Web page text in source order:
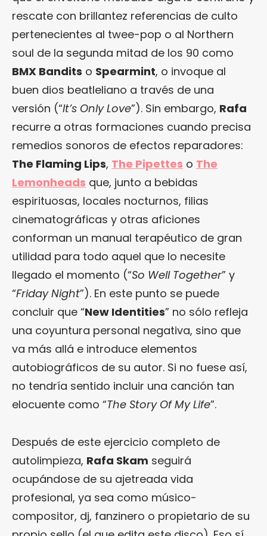
rescate con brillantez referencias de culto
pertenecientes al twee-pop o al Northern
soul de la segunda mitad de los 90 como
BMX Bandits o Spearmint, o invoque al
buen dios beatleliano a través de una
versión (“It’s Only Love”). Sin embargo, Rafa
recurre a otras formaciones cuando precisa
remedios sonoros de efectos reparadores:
The Flaming Lips, The Pipettes o The
Lemonheads que, junto a bebidas
espirituosas, locales nocturnos, filias
cinematográficas y otras aficiones
conforman un manual terapéutico de gran
utilidad para todo aquel que lo necesite
llegado el momento (“So Well Together” y
“Friday Night”). En este punto se puede
concluir que “New Identities” no sólo refleja
una coyuntura personal negativa, sino que
va más allá e introduce elementos
autobiográficos de su autor. Si no fuese así,
no tendría sentido incluir una canción tan
elocuente como “The Story Of My Life”.
Después de este ejercicio completo de
autolimpieza, Rafa Skam seguirá
ocupándose de su ajetreada vida
profesional, ya sea como músico-
compositor, dj, fanzinero o propietario de su